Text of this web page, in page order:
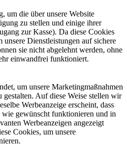
um die über unsere Website
zu stellen und einige ihrer
zur Kasse). Da diese Cookies
Dienstleistungen auf sichere
sie nicht abgelehnt werden, ohne
einwandfrei funktioniert.
um unsere Marketingmaßnahmen
gestalten. Auf diese Weise stellen wir
Werbeanzeige erscheint, dass
gewünscht funktionieren und in
Werbeanzeigen angezeigt
Cookies, um unsere